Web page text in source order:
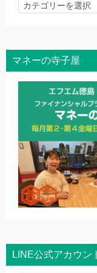
記
探
す
マネーの寺子屋
LINE公式アカウン